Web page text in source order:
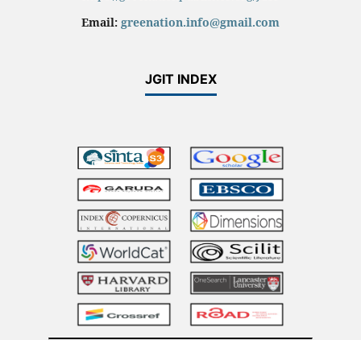
Email: greenation.info@gmail.com
JGIT INDEX